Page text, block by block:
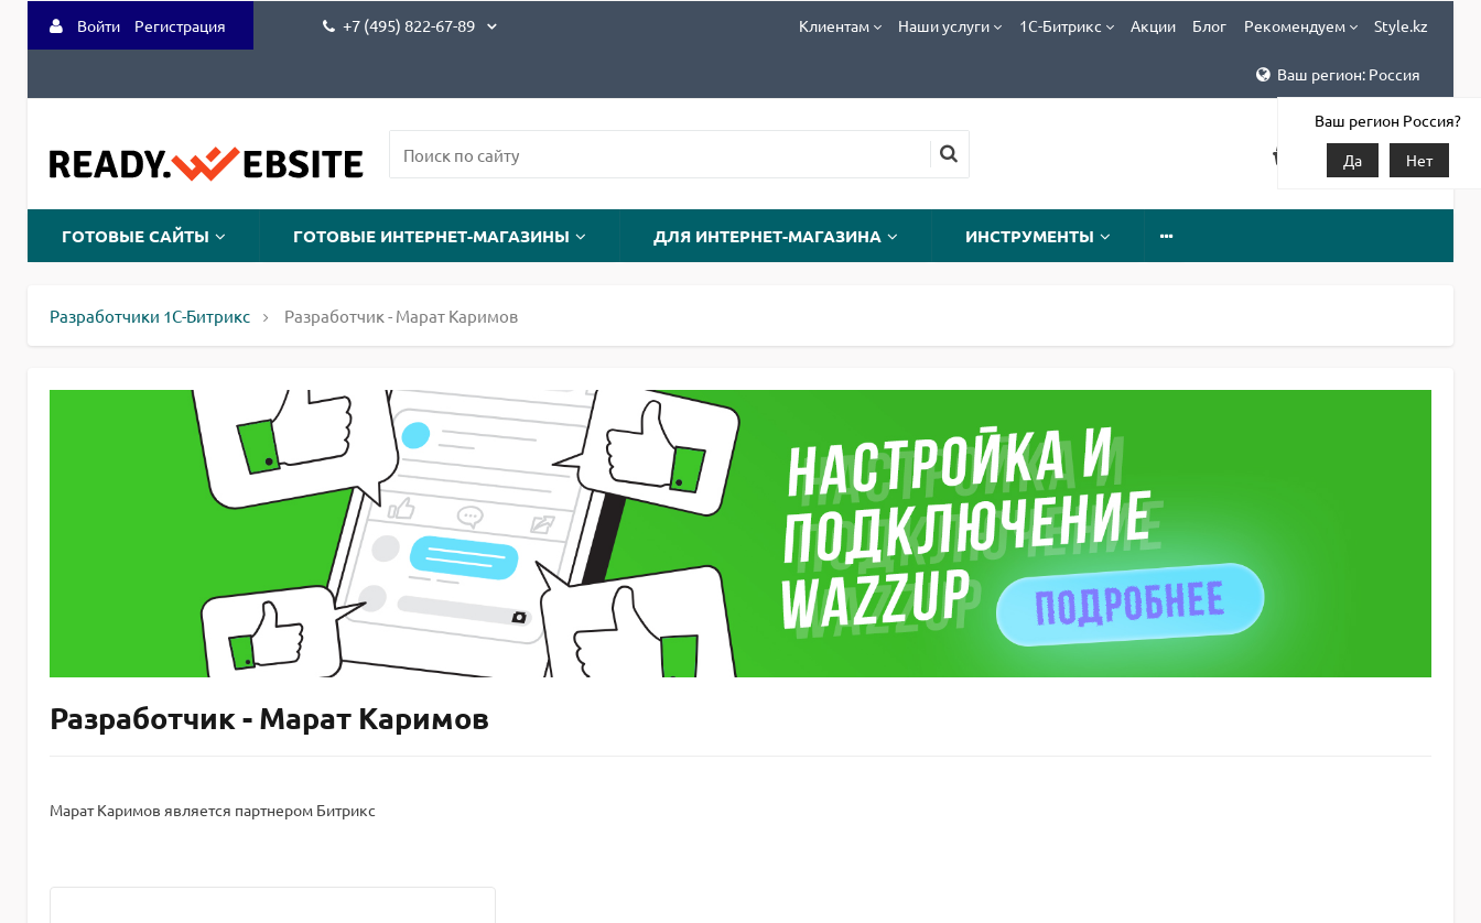
Войти Регистрация +7 (495) 822-67-89 Клиентам Наши услуги 1С-Битрикс Акции Блог Рекомендуем Style.kz
Ваш регион: Россия
Ваш регион Россия?
Да
Нет
ГОТОВЫЕ САЙТЫ ГОТОВЫЕ ИНТЕРНЕТ-МАГАЗИНЫ ДЛЯ ИНТЕРНЕТ-МАГАЗИНА ИНСТРУМЕНТЫ
Разработчики 1С-Битрикс Разработчик - Марат Каримов
Разработчик - Марат Каримов
Марат Каримов является партнером Битрикс